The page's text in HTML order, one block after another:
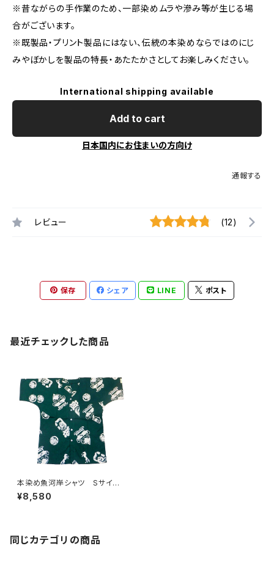
※昔ながらの手作業のため、一部染めムラや滲み等が生じる場
合がございます。
※既製品・プリント製品にはない、伝統の本染めならではのにじ
みやぼかしを製品の特長・あたたかさとしてお楽しみください。
International shipping available
Add to cart
日本国内にお住まいの方向け
通報する
レビュー (12)
保存 シェア LINE ポスト
最近チェックした商品
本染め魚河岸シャツ Sサイ
ズ 認定証付き 木綿晒 やい
ちゃん柄 深緑 モンゴル 日
浜通り 港町
¥8,580
同じカテゴリの商品